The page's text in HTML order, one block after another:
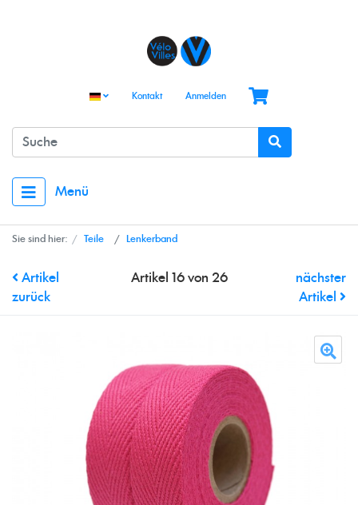
Kontakt Anmelden
Menü
Sie sind hier: Teile Lenkerband
Artikel
zurück
Artikel 16 von 26
nächster
Artikel